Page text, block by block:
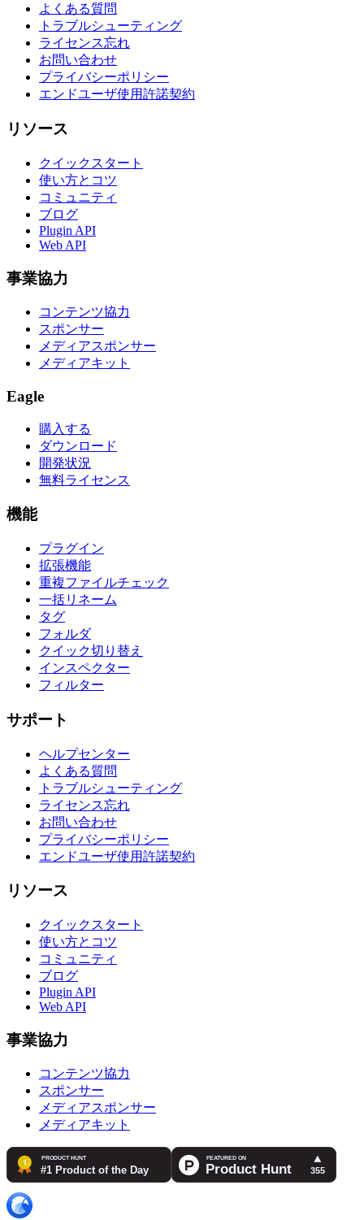
よくある質問
トラブルシューティング
ライセンス忘れ
お問い合わせ
プライバシーポリシー
エンドユーザ使用許諾契約
リソース
クイックスタート
使い方とコツ
コミュニティ
ブログ
Plugin API
Web API
事業協力
コンテンツ協力
スポンサー
メディアスポンサー
メディアキット
Eagle
購入する
ダウンロード
開発状況
無料ライセンス
機能
プラグイン
拡張機能
重複ファイルチェック
一括リネーム
タグ
フォルダ
クイック切り替え
インスペクター
フィルター
サポート
ヘルプセンター
よくある質問
トラブルシューティング
ライセンス忘れ
お問い合わせ
プライバシーポリシー
エンドユーザ使用許諾契約
リソース
クイックスタート
使い方とコツ
コミュニティ
ブログ
Plugin API
Web API
事業協力
コンテンツ協力
スポンサー
メディアスポンサー
メディアキット